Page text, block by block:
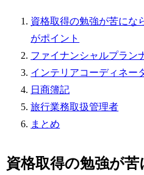
資格取得の勉強が苦にな
がポイント
ファイナンシャルプラン
インテリアコーディネー
日商簿記
旅行業務取扱管理者
まとめ
資格取得の勉強が苦